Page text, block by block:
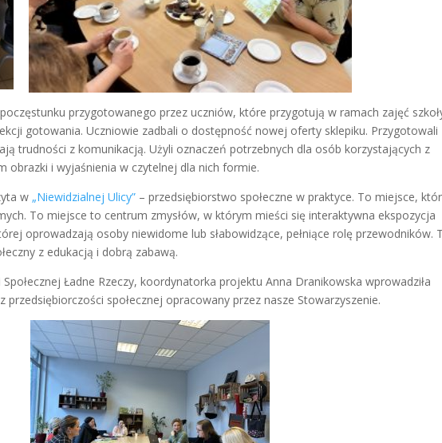
przygotowanego przez uczniów, które przygotują w ramach zajęć
gotowania. Uczniowie zadbali o dostępność nowej oferty sklepiku. Przygotowali
trudności z komunikacją. Użyli oznaczeń potrzebnych dla osób korzystających z
obrazki i wyjaśnienia w czytelnej dla nich formie.
w „Niewidzialnej Ulicy” – przedsiębiorstwo społeczne w praktyce. To miejsce,
To miejsce to centrum zmysłów, w którym mieści się interaktywna ekspozycja
oprowadzają osoby niewidome lub słabowidzące, pełniące rolę przewodników.
z edukacją i dobrą zabawą.
Ładne Rzeczy, koordynatorka projektu Anna Dranikowska wprowadziła
przedsiębiorczości społecznej opracowany przez nasze Stowarzyszenie.